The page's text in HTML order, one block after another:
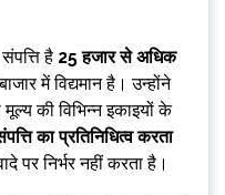
है 25 हजार से अधिक
में विद्यमान है। उन्होंने
की विभिन्न इकाइयों के
का प्रतिनिधित्व करता
पर निर्भर नहीं करता है।